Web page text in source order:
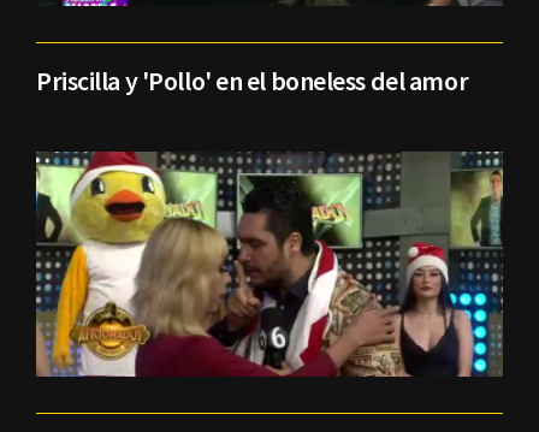
Priscilla y 'Pollo' en el boneless del amor